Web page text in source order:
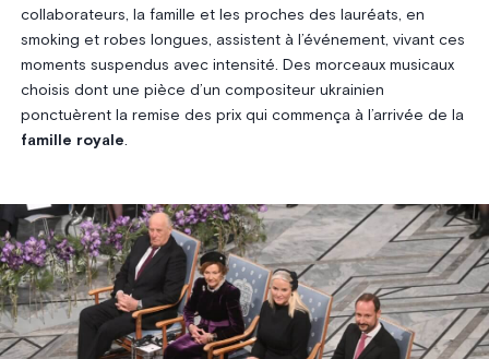
collaborateurs, la famille et les proches des lauréats, en
smoking et robes longues, assistent à l’événement, vivant ces
moments suspendus avec intensité. Des morceaux musicaux
choisis dont une pièce d’un compositeur ukrainien
ponctuèrent la remise des prix qui commença à l’arrivée de la
famille royale.